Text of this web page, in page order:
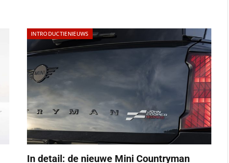
INTRODUCTIENIEUWS
In detail: de nieuwe Mini Countryman